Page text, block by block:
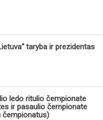
taryba ir prezidentas
ledo ritulio čempionate
ir pasaulio čempionate
čempionatus)